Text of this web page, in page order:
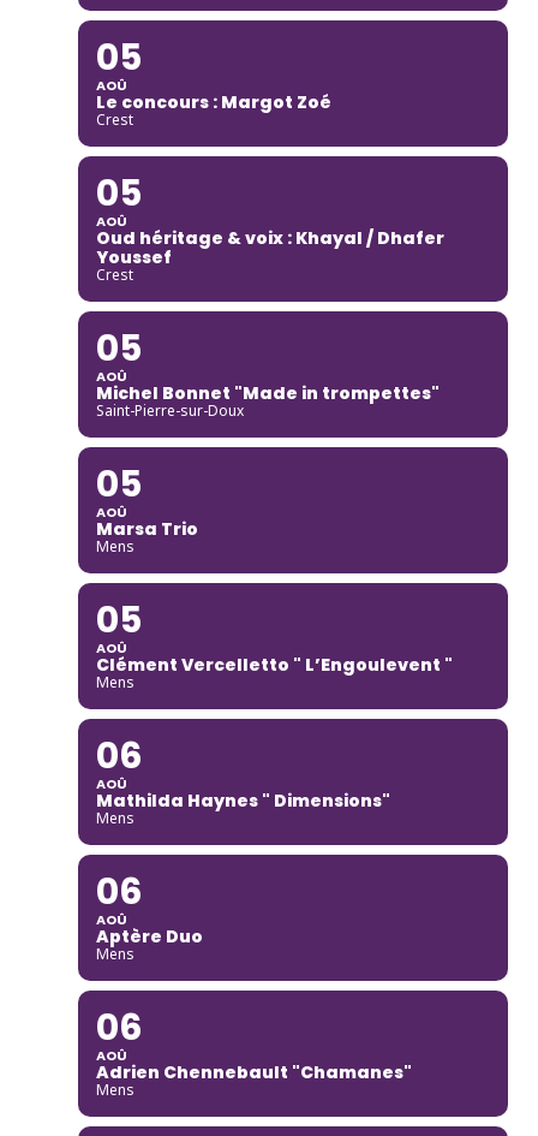
05
AOÛ
Le concours : Margot Zoé
Crest
05
AOÛ
Oud héritage & voix : Khayal / Dhafer
Youssef
Crest
05
AOÛ
Michel Bonnet "Made in trompettes"
Saint-Pierre-sur-Doux
05
AOÛ
Marsa Trio
Mens
05
AOÛ
Clément Vercelletto " L’Engoulevent "
Mens
06
AOÛ
Mathilda Haynes " Dimensions"
Mens
06
AOÛ
Aptère Duo
Mens
06
AOÛ
Adrien Chennebault "Chamanes"
Mens